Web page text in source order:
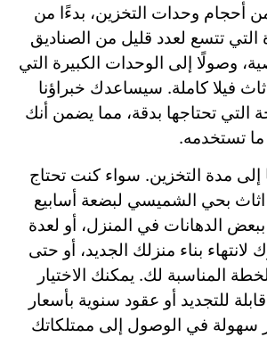
أحجام وحدات التخزين، بدءًا من
التي تتسع لعدد قليل من الصناديق
وصولًا إلى الوحدات الكبيرة التي
فيلا كاملة. سيساعدك خبراؤنا
التي تحتاجها بدقة، مما يضمن أنك
تستخدمه.
إلى مدة التخزين. سواء كنت تحتاج
بحي الشميسي لبضعة أسابيع
الدهانات في المنزل، أو لعدة
لانتهاء بناء منزلك الجديد، أو حتى
المناسبة لك. يمكنك الاختيار
للتجديد أو عقود سنوية بأسعار
سهولة في الوصول إلى ممتلكاتك